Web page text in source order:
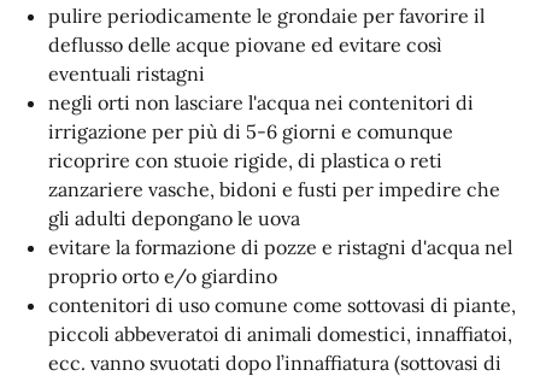
pulire periodicamente le grondaie per favorire il
deflusso delle acque piovane ed evitare così
eventuali ristagni
negli orti non lasciare l'acqua nei contenitori di
irrigazione per più di 5-6 giorni e comunque
ricoprire con stuoie rigide, di plastica o reti
zanzariere vasche, bidoni e fusti per impedire che
gli adulti depongano le uova
evitare la formazione di pozze e ristagni d'acqua nel
proprio orto e/o giardino
contenitori di uso comune come sottovasi di piante,
piccoli abbeveratoi di animali domestici, innaffiatoi,
ecc. vanno svuotati dopo l’innaffiatura (sottovasi di